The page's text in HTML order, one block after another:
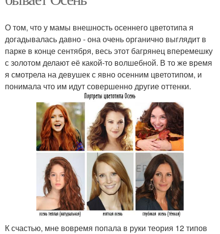
О том, что у мамы внешность осеннего цветотипа я
догадывалась давно - она очень органично выглядит в
парке в конце сентября, весь этот багрянец вперемешку
с золотом делают её какой-то волшебной. В то же время
я смотрела на девушек с явно осенним цветотипом, и
понимала что им идут совершенно другие оттенки.
К счастью, мне вовремя попала в руки теория 12 типов